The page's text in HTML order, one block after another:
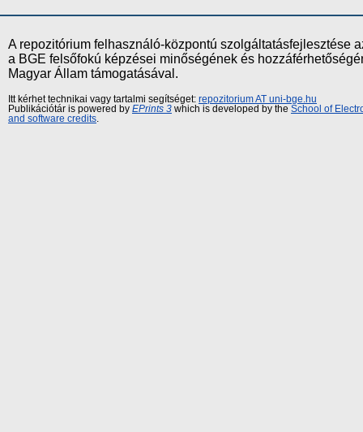
A repozitórium felhasználó-központú szolgáltatásfejlesztése
a BGE felsőfokú képzései minőségének és
Magyar Állam támogatásával.
Itt kérhet technikai vagy tartalmi segítséget: repozitorium AT uni-bge.hu
Publikációtár is powered by EPrints 3 which is developed by the School of
and software credits